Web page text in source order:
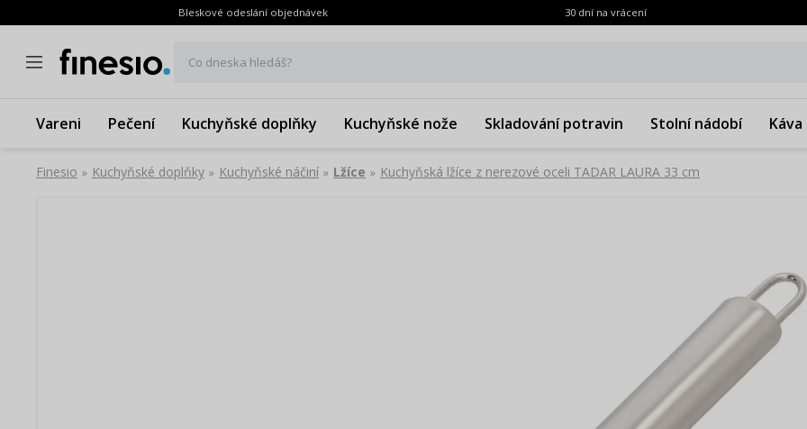
Bleskové odeslání objednávek 30 dní na vrácení
Co dneska hledáš?
Vareni Pečení Kuchyňské doplňky Kuchyňské nože Skladování potravin Stolní nádobí Káva
Finesio » Kuchyňské doplňky » Kuchyňské náčiní » Lžíce » Kuchyňská lžíce z nerezové oceli TADAR LAURA 33 cm